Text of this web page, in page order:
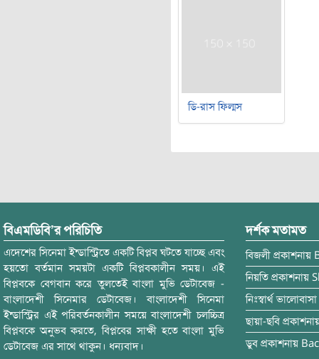
ডি-রাস ফিল্মস
বিএমডিবি’র পরিচিতি
এদেশের সিনেমা ইন্ডাস্ট্রিতে একটি বিপ্লব ঘটতে যাচ্ছে এবং
হয়তো বর্তমান সময়টা একটি বিপ্লবকালীন সময়। এই
বিপ্লবকে বেগবান করে তুলতেই বাংলা মুভি ডেটাবেজ -
বাংলাদেশী সিনেমার ডেটাবেজ। বাংলাদেশী সিনেমা
ইন্ডাস্ট্রির এই পরিবর্তনকালীন সময়ে বাংলাদেশী চলচ্চিত্র
বিপ্লবকে অনুভব করতে, বিপ্লবের সাক্ষী হতে বাংলা মুভি
ডেটাবেজ এর সাথে থাকুন। ধন্যবাদ।
দর্শক মতামত
বিজলী প্রকাশনায়
নিয়তি প্রকাশনায়
নিঃস্বার্থ ভালোবাসা
ছায়া-ছবি
ডুব প্রকাশনায়